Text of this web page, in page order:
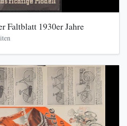
Faltblatt 1930er Jahre